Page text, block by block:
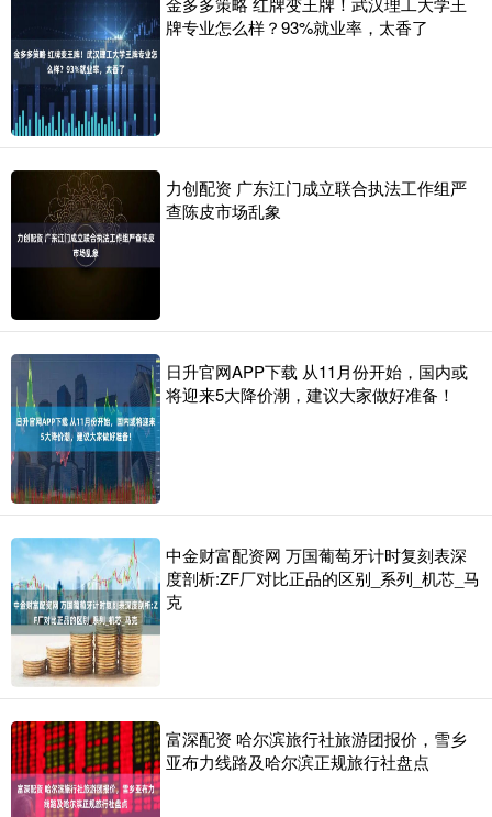
牌专业怎么样？93%就业率，太香了
力创配资 广东江门成立联合执法工作组严
查陈皮市场乱象
日升官网APP下载 从11月份开始，国内或
将迎来5大降价潮，建议大家做好准备！
中金财富配资网 万国葡萄牙计时复刻表深
度剖析:ZF厂对比正品的区别_系列_机芯_马
克
富深配资 哈尔滨旅行社旅游团报价，雪乡
亚布力线路及哈尔滨正规旅行社盘点